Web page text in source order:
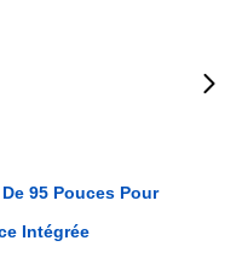
95 Pouces Pour
Intégrée